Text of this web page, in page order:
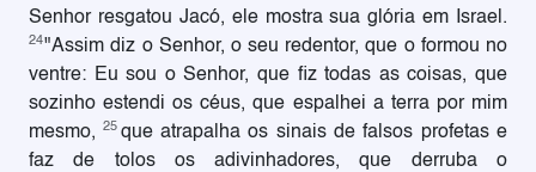
Senhor resgatou Jacó, ele mostra sua glória em Israel.
24"Assim diz o Senhor, o seu redentor, que o formou no
ventre: Eu sou o Senhor, que fiz todas as coisas, que
sozinho estendi os céus, que espalhei a terra por mim
mesmo,25 que atrapalha os sinais de falsos profetas e
faz de tolos os adivinhadores, que derruba o